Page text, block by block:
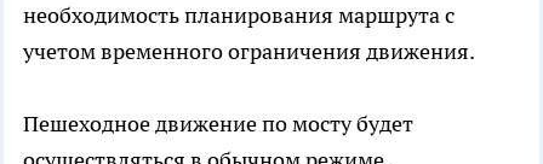
необходимость планирования маршрута с
учетом временного ограничения движения.
Пешеходное движение по мосту будет